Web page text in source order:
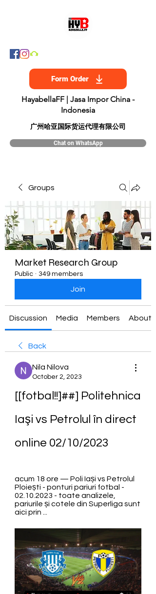
Form Order
HayabellaFF | Jasa Impor China -
Indonesia
​广州哈亚国际货运代理有限公司
Chat on WhatsApp
Groups
Market Research Group
Public · 349 members
Join
Discussion Media Members About
Back
Nila Nilova
October 2, 2023
[[fotbal!!]##] Politehnica
Iaşi vs Petrolul în direct
online 02/10/2023
acum 18 ore — Poli Iași vs Petrolul
Ploiești - ponturi pariuri fotbal -
02.10.2023 - toate analizele,
pariurile și cotele din Superliga sunt
aici prin ...